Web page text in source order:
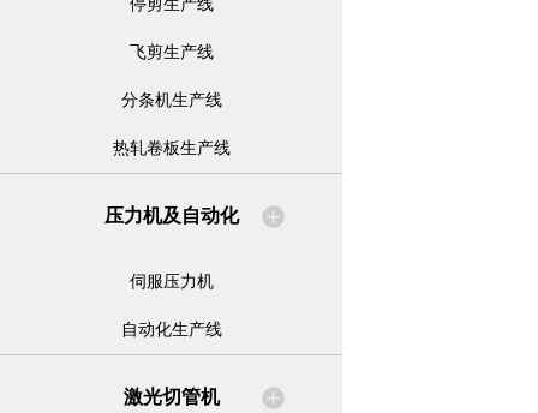
停剪生产线
飞剪生产线
分条机生产线
热轧卷板生产线
压力机及自动化
伺服压力机
自动化生产线
激光切管机